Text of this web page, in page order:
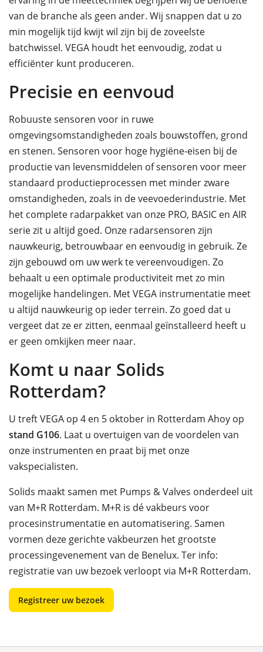
van de branche als geen ander. Wij snappen dat u zo
min mogelijk tijd kwijt wil zijn bij de zoveelste
batchwissel. VEGA houdt het eenvoudig, zodat u
efficiënter kunt produceren.
Precisie en eenvoud
Robuuste sensoren voor in ruwe
omgevingsomstandigheden zoals bouwstoffen, grond
en stenen. Sensoren voor hoge hygiëne-eisen bij de
productie van levensmiddelen of sensoren voor meer
standaard productieprocessen met minder zware
omstandigheden, zoals in de veevoederindustrie. Met
het complete radarpakket van onze PRO, BASIC en AIR
serie zit u altijd goed. Onze radarsensoren zijn
nauwkeurig, betrouwbaar en eenvoudig in gebruik. Ze
zijn gebouwd om uw werk te vereenvoudigen. Zo
behaalt u een optimale productiviteit met zo min
mogelijke handelingen. Met VEGA instrumentatie meet
u altijd nauwkeurig op ieder terrein. Zo goed dat u
vergeet dat ze er zitten, eenmaal geïnstalleerd heeft u
er geen omkijken meer naar.
Komt u naar Solids
Rotterdam?
U treft VEGA op 4 en 5 oktober in Rotterdam Ahoy op
stand G106. Laat u overtuigen van de voordelen van
onze instrumenten en praat bij met onze
vakspecialisten.
Solids maakt samen met Pumps & Valves onderdeel uit
van M+R Rotterdam. M+R is dé vakbeurs voor
procesinstrumentatie en automatisering. Samen
vormen deze gerichte vakbeurzen het grootste
processingevenement van de Benelux. Ter info:
registratie van uw bezoek verloopt via M+R Rotterdam.
Registreer uw bezoek